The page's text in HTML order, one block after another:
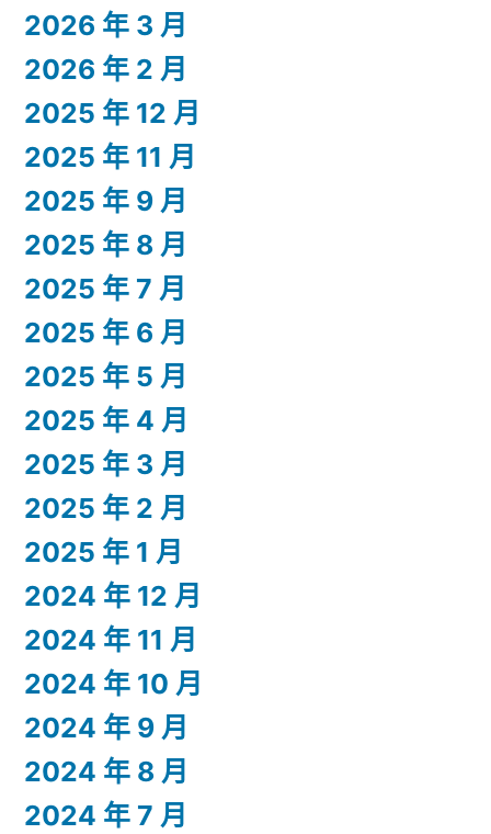
2026 年 3 月
2026 年 2 月
2025 年 12 月
2025 年 11 月
2025 年 9 月
2025 年 8 月
2025 年 7 月
2025 年 6 月
2025 年 5 月
2025 年 4 月
2025 年 3 月
2025 年 2 月
2025 年 1 月
2024 年 12 月
2024 年 11 月
2024 年 10 月
2024 年 9 月
2024 年 8 月
2024 年 7 月